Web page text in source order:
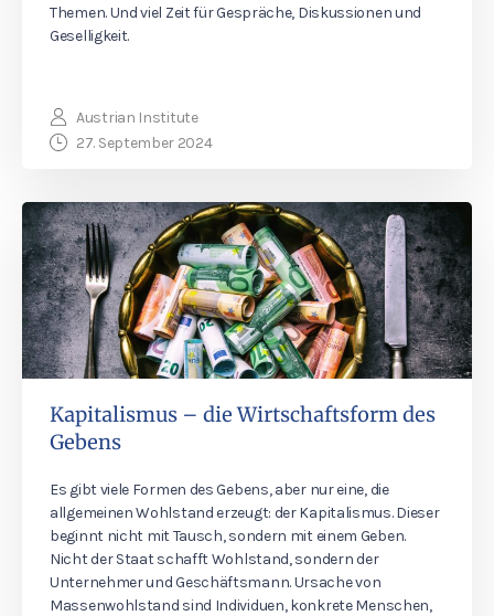
Themen. Und viel Zeit für Gespräche, Diskussionen und
Geselligkeit.
Austrian Institute
27. September 2024
Kapitalismus – die Wirtschaftsform des
Gebens
Es gibt viele Formen des Gebens, aber nur eine, die
allgemeinen Wohlstand erzeugt: der Kapitalismus. Dieser
beginnt nicht mit Tausch, sondern mit einem Geben.
Nicht der Staat schafft Wohlstand, sondern der
Unternehmer und Geschäftsmann. Ursache von
Massenwohlstand sind Individuen, konkrete Menschen,